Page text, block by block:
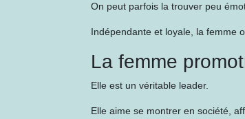
On peut parfois la trouver peu
Indépendante et loyale, la femme
La femme
Elle est un véritable leader.
Elle aime se montrer en société,